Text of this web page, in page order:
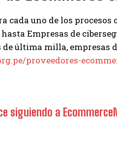
cada uno de los procesos
Empresas de
última milla, empresas
proveedores-
a